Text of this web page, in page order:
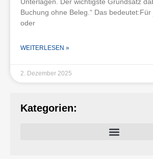
Buchung ohne Beleg.“ Das
oder
WEITERLESEN »
2. Dezember 2025
Kategorien: